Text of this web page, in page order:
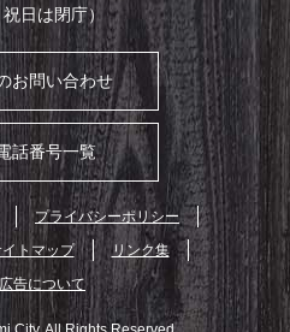
日は閉庁）
お問い合わせ
話番号一覧
プライバシーポリシー
トマップ
リンク集
告について